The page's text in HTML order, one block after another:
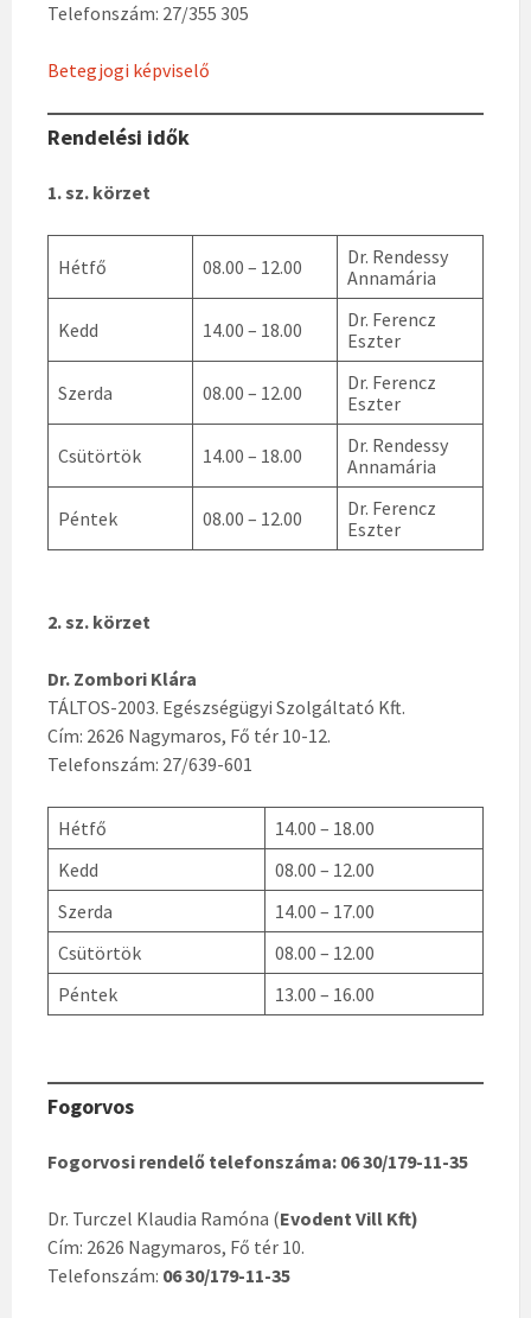
Telefonszám: 27/355 305
Betegjogi képviselő
Rendelési idők
1. sz. körzet
Hétfő 08.00 – 12.00
Dr. Rendessy
Annamária
Kedd 14.00 – 18.00
Dr. Ferencz
Eszter
Szerda 08.00 – 12.00
Dr. Ferencz
Eszter
Csütörtök 14.00 – 18.00
Dr. Rendessy
Annamária
Péntek 08.00 – 12.00
Dr. Ferencz
Eszter
2. sz. körzet
Dr. Zombori Klára
TÁLTOS-2003. Egészségügyi Szolgáltató Kft.
Cím: 2626 Nagymaros, Fő tér 10-12.
Telefonszám: 27/639-601
Hétfő
14.00 – 18.00
Kedd
08.00 – 12.00
Szerda
14.00 – 17.00
Csütörtök
08.00 – 12.00
Péntek
13.00 – 16.00
Fogorvos
Fogorvosi rendelő telefonszáma: 06 30/179-11-35
Dr. Turczel Klaudia Ramóna (Evodent Vill Kft)
Cím: 2626 Nagymaros, Fő tér 10.
Telefonszám: 06 30/179-11-35